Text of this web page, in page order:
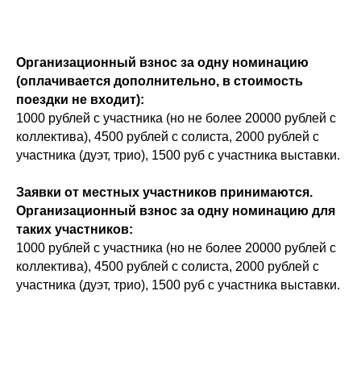
Организационный взнос за одну номинацию
(оплачивается дополнительно, в стоимость
поездки не входит):
1000 рублей с участника (но не более 20000 рублей с
коллектива), 4500 рублей с солиста, 2000 рублей с
участника (дуэт, трио), 1500 руб с участника выставки.
Заявки от местных участников принимаются.
Организационный взнос за одну номинацию для
таких участников:
1000 рублей с участника (но не более 20000 рублей с
коллектива), 4500 рублей с солиста, 2000 рублей с
участника (дуэт, трио), 1500 руб с участника выставки.